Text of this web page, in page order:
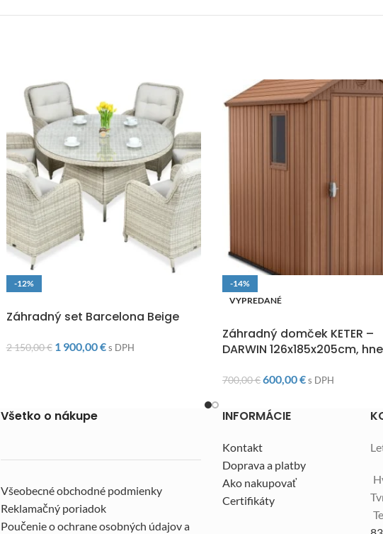
-12%
Záhradný set Barcelona Beige
2 150,00€ 1 900,00€ s DPH
-14%
VYPREDANÉ
Záhradný domček KETER –
DARWIN 126x185x205cm,
700,00€600,00€s DPH
Všetko o nákupe
Všeobecné obchodné podmienky
Reklamačný poriadok
Poučenie o ochrane osobných údajov a
INFORMÁCIE
Kontakt
Doprava a platby
Ako nakupovať
Certifikáty